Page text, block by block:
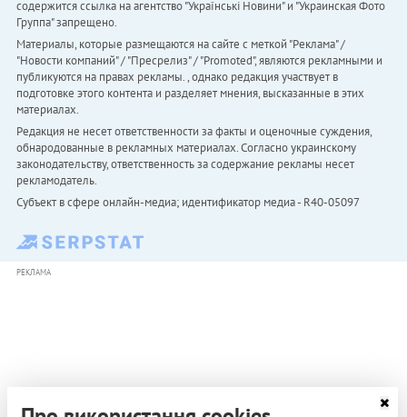
содержится ссылка на агентство "Українськi Новини" и "Украинская Фото
Группа" запрещено.
Материалы, которые размещаются на сайте с меткой "Реклама" /
"Новости компаний" / "Пресрелиз" / "Promoted", являются рекламными и
публикуются на правах рекламы. , однако редакция участвует в
подготовке этого контента и разделяет мнения, высказанные в этих
материалах.
Редакция не несет ответственности за факты и оценочные суждения,
обнародованные в рекламных материалах. Согласно украинскому
законодательству, ответственность за содержание рекламы несет
рекламодатель.
Субъект в сфере онлайн-медиа; идентификатор медиа - R40-05097
РЕКЛАМА